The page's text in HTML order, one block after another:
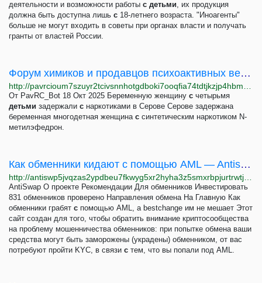
деятельности и возможности работы с детьми, их продукция
должна быть доступна лишь с 18-летнего возраста. "Иноагенты"
больше не могут входить в советы при органах власти и получать
гранты от властей России.
Форум химиков и продавцов психоактивных веществ
От PavRC_Bot 18 Окт 2025 Беременную женщину с четырьмя
детьми задержали с наркотиками в Серове Серове задержана
беременная многодетная женщина с синтетическим наркотиком N-
метилэфедрон.
Как обменники кидают с помощью AML — Antiswap
AntiSwap О проекте Рекомендации Для обменников Инвестировать
831 обменников проверено Направления обмена На Главную Как
обменники грабят с помощью AML, а bestchange им не мешает Этот
сайт создан для того, чтобы обратить внимание криптосообщества
на проблему мошенничества обменников: при попытке обмена ваши
средства могут быть заморожены (украдены) обменником, от вас
потребуют пройти KYC, в связи с тем, что вы попали под AML.